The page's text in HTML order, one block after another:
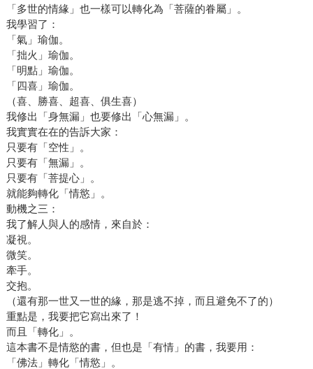
「多世的情緣」也一樣可以轉化為「菩薩的眷屬」。
我學習了：
「氣」瑜伽。
「拙火」瑜伽。
「明點」瑜伽。
「四喜」瑜伽。
（喜、勝喜、超喜、俱生喜）
我修出「身無漏」也要修出「心無漏」。
我實實在在的告訴大家：
只要有「空性」。
只要有「無漏」。
只要有「菩提心」。
就能夠轉化「情慾」。
動機之三：
我了解人與人的感情，來自於：
凝視。
微笑。
牽手。
交抱。
（還有那一世又一世的緣，那是逃不掉，而且避免不了的）
重點是，我要把它寫出來了！
而且「轉化」。
這本書不是情慾的書，但也是「有情」的書，我要用：
「佛法」轉化「情慾」。